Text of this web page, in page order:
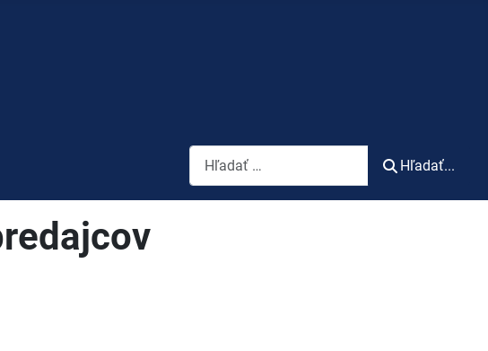
Vyhľadávanie
Hľadať...